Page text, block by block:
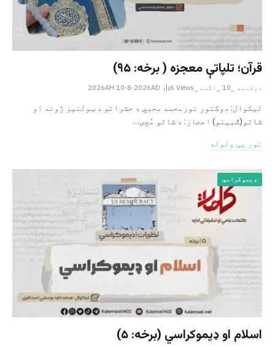
قرآن؛ تلپاتې معجزه ( برخه: ۹۵)
دوشنبه _10 _اگست _2026AH 10-8-2026AD 6 Views
لیکوال: دوکتور نورمحمد محبي د حشراتو د ټولنیز ژوند او
شاتو(ګبینو) اعجاز: د شاتو مُچۍ…
نور یی ولوله
ډیموکراسي
اسلام او ډیموکراسي (برخه: ۵)